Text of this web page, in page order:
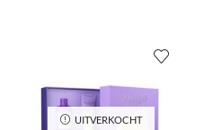
Kit:
Shampoo
+
UITVERKOCHT